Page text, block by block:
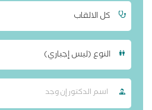
كل الالقاب
النوع (ليس إجباري)